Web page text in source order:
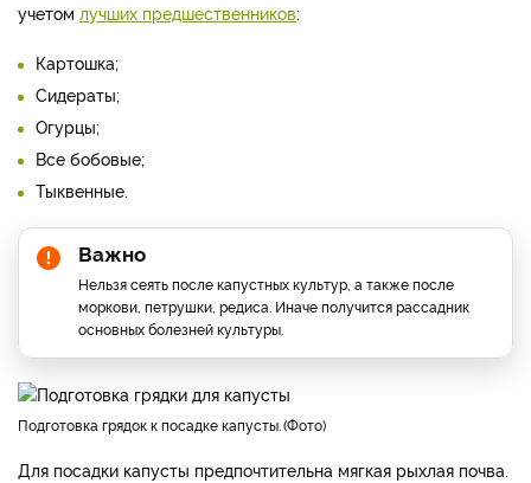
учетом лучших предшественников:
Картошка;
Сидераты;
Огурцы;
Все бобовые;
Тыквенные.
Важно
Нельзя сеять после капустных культур, а также после
моркови, петрушки, редиса. Иначе получится рассадник
основных болезней культуры.
подготовка грядок к посадке капусты. Фото
Для посадки капусты предпочтительна мягкая рыхлая почва.